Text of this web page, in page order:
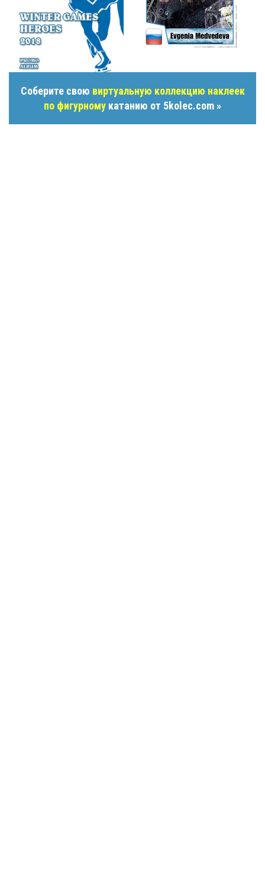
Соберите свою виртуальную коллекцию наклеек
по фигурному катанию от 5kolec.com »